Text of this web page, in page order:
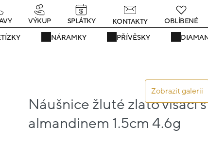
25 dní : 1h : 27m : 15s
NÁRAMKY PŘÍVĚSKY
VÝKUP SPLÁTKY KONTAKTY OBLÍBENÉ
Zobrazit galerii
Náušnice žluté zlato visací s
almandinem 1.5cm 4.6g